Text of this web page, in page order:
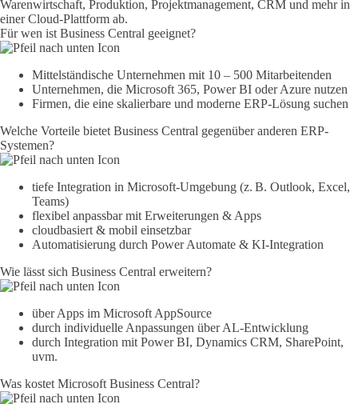
Warenwirtschaft, Produktion, Projektmanagement, CRM und mehr in
einer Cloud-Plattform ab.
Für wen ist Business Central geeignet?
Mittelständische Unternehmen mit 10 – 500 Mitarbeitenden
Unternehmen, die Microsoft 365, Power BI oder Azure nutzen
Firmen, die eine skalierbare und moderne ERP-Lösung suchen
Welche Vorteile bietet Business Central gegenüber anderen ERP-
Systemen?
tiefe Integration in Microsoft-Umgebung (z. B. Outlook, Excel,
Teams)
flexibel anpassbar mit Erweiterungen & Apps
cloudbasiert & mobil einsetzbar
Automatisierung durch Power Automate & KI-Integration
Wie lässt sich Business Central erweitern?
über Apps im Microsoft AppSource
durch individuelle Anpassungen über AL-Entwicklung
durch Integration mit Power BI, Dynamics CRM, SharePoint,
uvm.
Was kostet Microsoft Business Central?